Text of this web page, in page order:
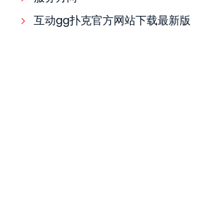
互动gg扑克官方网站下载最新版